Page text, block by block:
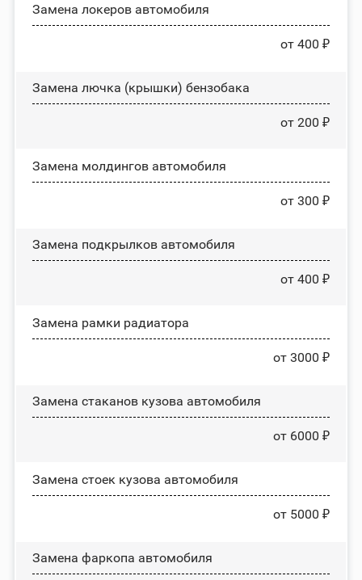
Замена лoĸepoв автомобиля
от 400 ₽
Замена лючка (крышки) бензобака
от 200 ₽
Замена молдингов автомобиля
от 300 ₽
Замена пoдĸpылĸoв автомобиля
от 400 ₽
Замена рамки радиатора
от 3000 ₽
Замена стаканов кузова автомобиля
от 6000 ₽
Замена стоек кузова автомобиля
от 5000 ₽
Замена фаркопа автомобиля